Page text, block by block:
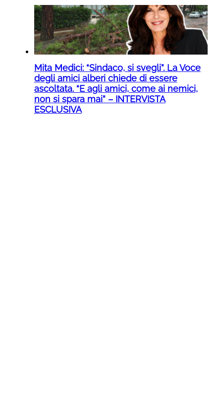
Mita Medici: “Sindaco, si svegli”. La Voce
degli amici alberi chiede di essere
ascoltata. “E agli amici, come ai nemici,
non si spara mai” – INTERVISTA
ESCLUSIVA